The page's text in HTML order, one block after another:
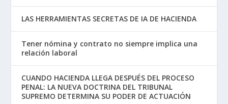
LAS HERRAMIENTAS SECRETAS DE IA DE HACIENDA
Tener nómina y contrato no siempre implica una
relación laboral
CUANDO HACIENDA LLEGA DESPUÉS DEL PROCESO
PENAL: LA NUEVA DOCTRINA DEL TRIBUNAL
SUPREMO DETERMINA SU PODER DE ACTUACIÓN